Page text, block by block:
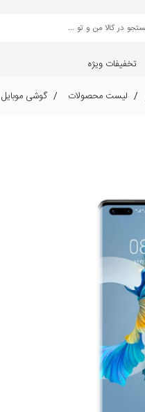
تخفیفات ویژه
لیست محصولات گوشی موبایل